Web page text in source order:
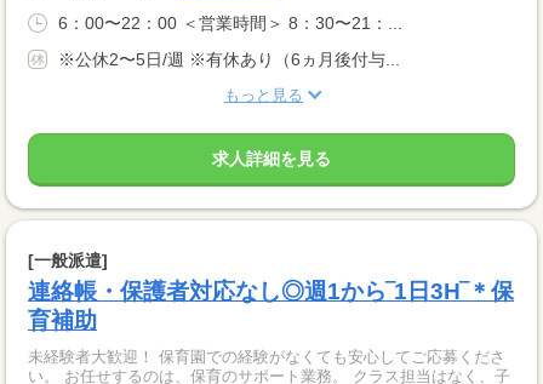
6：00〜22：00 ＜営業時間＞ 8：30〜21：...
※公休2〜5日/週 ※有休あり（6ヵ月後付与...
もっと見る
求人詳細を見る
[一般派遣]
連絡帳・保護者対応なし◎週1から‾1日3H‾＊保
育補助
未経験者大歓迎！ 保育園での経験がなくても安心してご応募くださ
い。 お任せするのは、保育のサポート業務。 クラス担当はなく、子